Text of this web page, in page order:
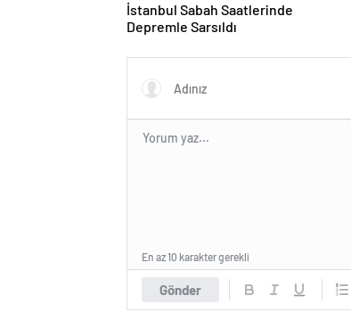
İstanbul Sabah Saatlerinde
Depremle Sarsıldı
Gönder
En az 10 karakter gerekli